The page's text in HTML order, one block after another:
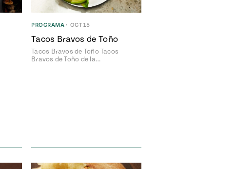
PROGRAMA • OCT 15
Tacos Bravos de Toño
Tacos Bravos de Toño Tacos
Bravos de Toño de la…